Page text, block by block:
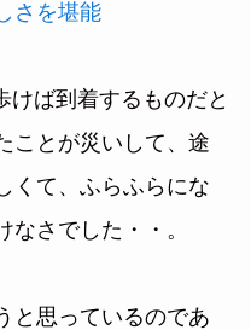
さを堪能
けば到着するものだと
ことが災いして、途
くて、ふらふらにな
なさでした・・。
と思っているのであ